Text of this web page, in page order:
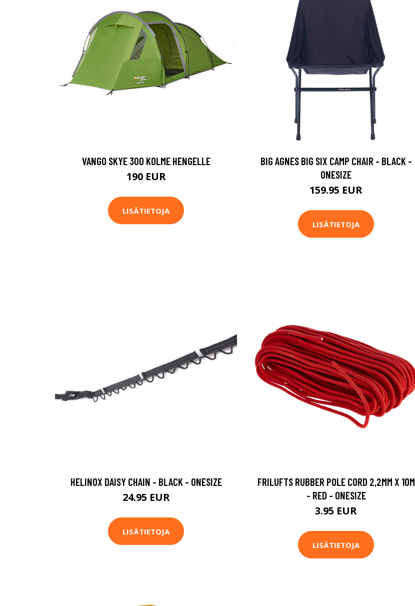
VANGO SKYE 300 KOLME HENGELLE
190 EUR
LISÄTIETOJA
BIG AGNES BIG SIX CAMP CHAIR - BLACK -
ONESIZE
159.95 EUR
LISÄTIETOJA
HELINOX DAISY CHAIN - BLACK - ONESIZE
24.95 EUR
LISÄTIETOJA
FRILUFTS RUBBER POLE CORD 2,2MM X 10M
- RED - ONESIZE
3.95 EUR
LISÄTIETOJA